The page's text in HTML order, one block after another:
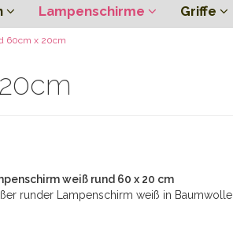
Lampenschirme Griffe
60cm x 20cm
weiß rund 60 x 20 cm
runder Lampenschirm weiß in Baumwolle